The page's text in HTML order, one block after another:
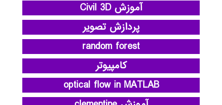
آموزش Civil 3D
پردازش تصویر
random forest
کامپیوتر
optical flow in MATLAB